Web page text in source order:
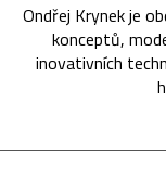
Ondřej Krynek je
konceptů,
inovativních